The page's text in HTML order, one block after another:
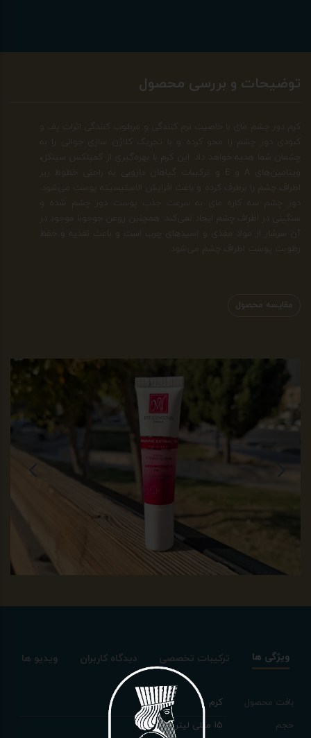
توضیحات و بررسی محصول
کرم دور چشم مای با خاصیت نرم کنندگی و مرطوب کنندگی اثرات پف و
کبودی دور چشم را محو کرده و با تحریک کلاژن سازی جوانی را به
چشمان شما هدیه خواهد داد. این کرم با بهره‌گیری از کمپلکس سینکل،
ویتامین‌های A و E و ترکیبات گیاهان دارویی به راحتی خطوط ریز
اطراف چشم را برطرف کرده و باعث افزایش الاستیسیته پوست می‌شود.
دور چشم سه کاره مای به سرعت جذب پوست دور چشم شده و
سنگینی در اطراف چشم ایجاد نمی‌کند. همچنین روعن جوجوبا موجود در
آن سرشار از مواد مغذی و اسیدهای چرب است و باعث تغذیه و حفظ
رطوبت پوست اطراف چشم می‌شود.
مقایسه محصول
ویژگی ها ترکیبات تخصصی دیدگاه کاربران ویدیو ها
بافت محصول
کرم
حجم
15 میلی لیتر